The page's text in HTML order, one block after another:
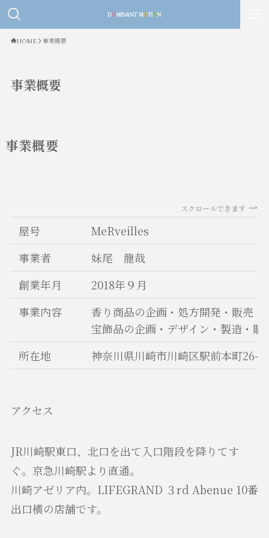
HOME 事業概要
事業概要
事業概要
スクロールできます
屋号
MeRveilles
事業者
妹尾 龍哉
創業年月
2018年９月
事業内容
香り商品の企画・処方開発・販売
宝飾品の企画・デザイン・製造・販
所在地
神奈川県川崎市川崎区駅前本町26-
アクセス
JR川崎駅東口、北口を出て入口階段を降りてす
ぐ。京急川崎駅より直通。
川崎アゼリア内。LIFEGRAND ３rd Abenue 10番
出口横の店舗です。